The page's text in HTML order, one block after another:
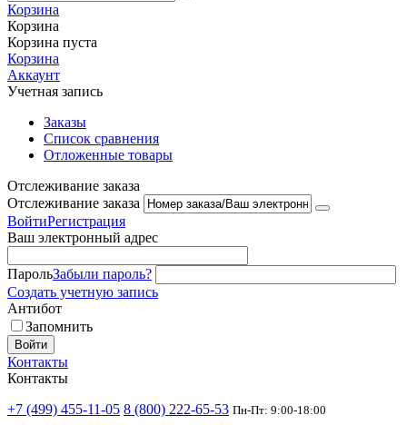
Корзина
Корзина
Корзина пуста
Корзина
Аккаунт
Учетная запись
Заказы
Список сравнения
Отложенные товары
Отслеживание заказа
Отслеживание заказа
ВойтиРегистрация
Ваш электронный адрес
ПарольЗабыли пароль?
Создать учетную запись
Антибот
Запомнить
Войти
Контакты
Контакты
+7 (499) 455-11-05 8 (800) 222-65-53 Пн-Пт: 9:00-18:00